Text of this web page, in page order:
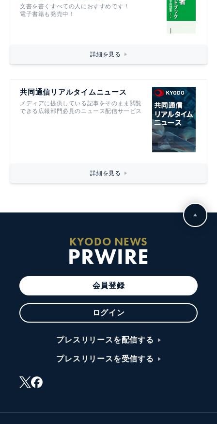
文書を書くすべての人におすすめです！
電子書籍も発売中！
詳細を見る
共同通信リアルタイムニュース
メディアに提供している記事をそのまま閲覧
できる広報部門必見のニュース配信サービス
詳細を見る
KYODO NEWS
PRWIRE
会員登録
ログイン
プレスリリースを配信する
プレスリリースを受信する